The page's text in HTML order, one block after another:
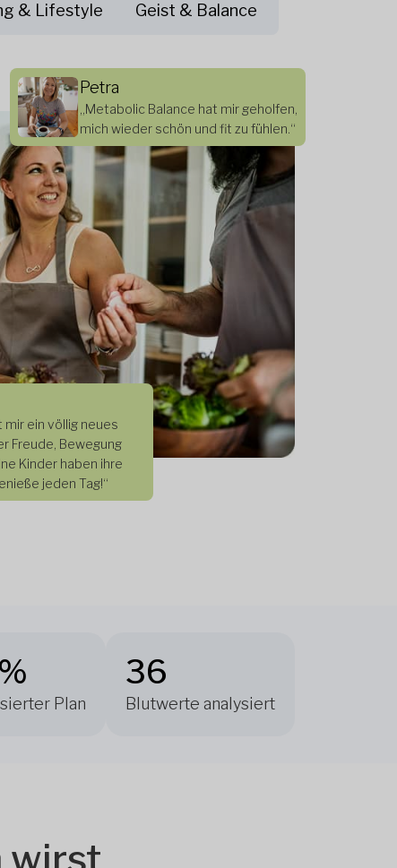
& Lifestyle Geist & Balance
Petra
„Metabolic Balance hat mir geholfen,
mich wieder schön und fit zu fühlen.“
mir ein völlig neues
Freude, Bewegung
Kinder haben ihre
jeden Tag!“
Plan
36
Blutwerte analysiert